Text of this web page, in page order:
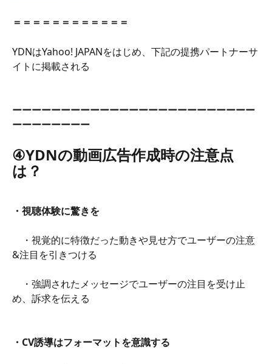
＝＝＝＝＝＝＝＝＝＝＝＝
YDNはYahoo! JAPANをはじめ、下記の提携パートナーサ
イトに掲載される
ーーーーーーーーーーーーーーーーーーーーーーーーー
ーーーーーーーー
④YDNの動画広告作成時の注意点
は？
・視聴体験に驚きを
・視覚的に特徴だった動きや見せ方でユーザーの注意
&注目を引きつける
・強調されたメッセージでユーザーの注目を受け止
め、訴求を伝える
・CV誘導はフォーマットを意識する